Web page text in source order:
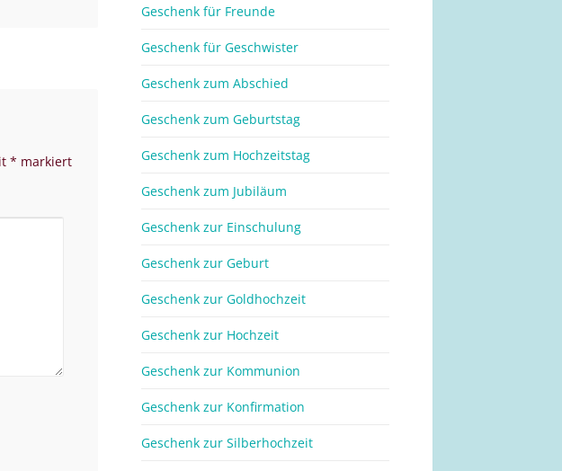
* markiert
Geschenk für Freunde
Geschenk für Geschwister
Geschenk zum Abschied
Geschenk zum Geburtstag
Geschenk zum Hochzeitstag
Geschenk zum Jubiläum
Geschenk zur Einschulung
Geschenk zur Geburt
Geschenk zur Goldhochzeit
Geschenk zur Hochzeit
Geschenk zur Kommunion
Geschenk zur Konfirmation
Geschenk zur Silberhochzeit